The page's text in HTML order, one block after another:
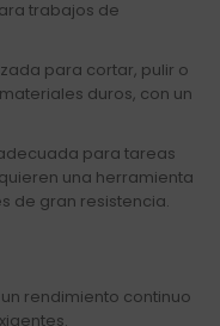
trabajos de
para cortar, pulir o
duros, con un
para tareas
una herramienta
de gran resistencia.
rendimiento continuo